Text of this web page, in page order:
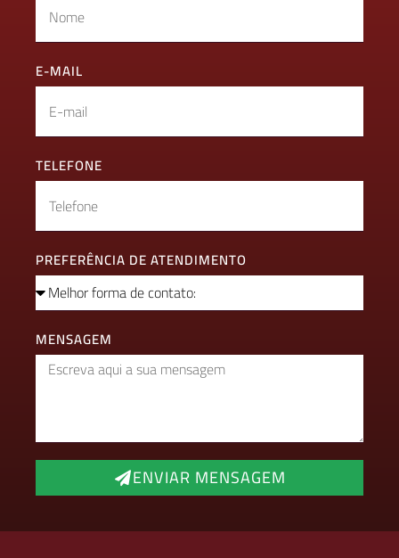
E-MAIL
TELEFONE
PREFERÊNCIA DE ATENDIMENTO
MENSAGEM
ENVIAR MENSAGEM